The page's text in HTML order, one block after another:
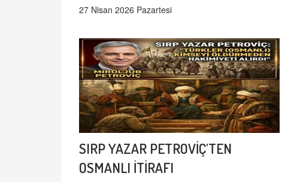
27 Nisan 2026 Pazartesi
SIRP YAZAR PETROVİÇ'TEN
OSMANLI İTİRAFI